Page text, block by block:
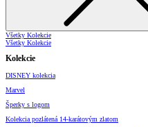
Všetky Kolekcie
Všetky Kolekcie
Kolekcie
DISNEY kolekcia
Marvel
Šperky s logom
Kolekcia pozlátená 14-karátovým zlatom